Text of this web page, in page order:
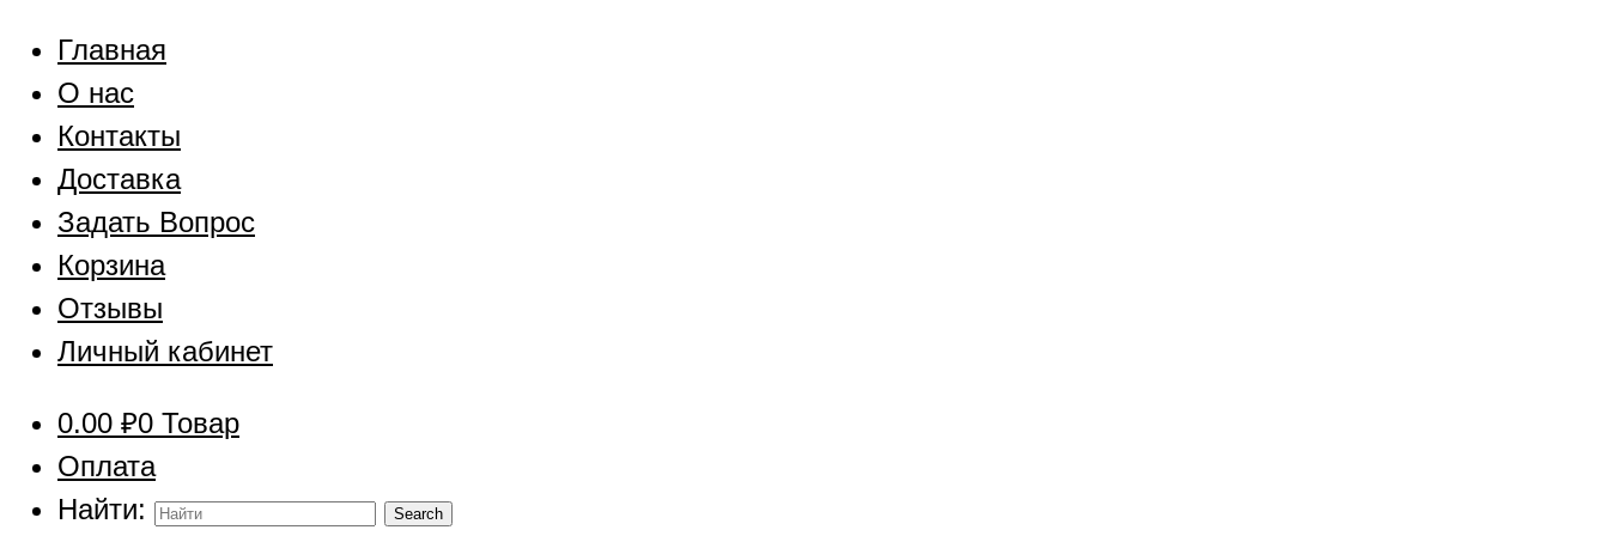
Главная
О нас
Контакты
Доставка
Задать Вопрос
Корзина
Отзывы
Личный кабинет
0.00 ₽0 Товар
Оплата
Найти: